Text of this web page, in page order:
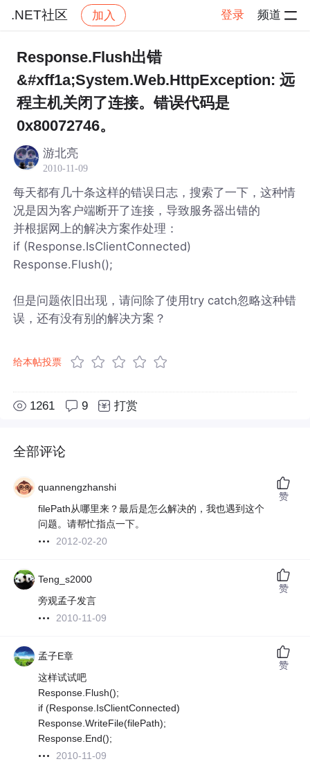
.NET社区 加入 登录 频道
社区 .NET社区 帖子详情
Response.Flush出错
&#xff1a;System.Web.HttpException: 远
程主机关闭了连接。错误代码是
0x80072746。
游北亮
2010-11-09
每天都有几十条这样的错误日志，搜索了一下，这种情
况是因为客户端断开了连接，导致服务器出错的
并根据网上的解决方案作处理：
if (Response.IsClientConnected)
Response.Flush();
但是问题依旧出现，请问除了使用try catch忽略这种错
误，还有没有别的解决方案？
给本帖投票
1261 9 打赏
全部评论
quannengzhanshi
filePath从哪里来？最后是怎么解决的，我也遇到这个
问题。请帮忙指点一下。
2012-02-20
赞
Teng_s2000
旁观孟子发言
2010-11-09
赞
孟子E章
这样试试吧
Response.Flush();
if (Response.IsClientConnected)
Response.WriteFile(filePath);
Response.End();
2010-11-09
赞